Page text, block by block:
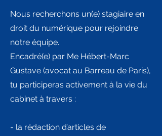
Nous recherchons un(e) stagiaire en
droit du numérique pour rejoindre
notre équipe.
Encadré(e) par Me Hébert-Marc
Gustave (avocat au Barreau de Paris),
tu participeras activement à la vie du
cabinet à travers :
- la rédaction d’articles de